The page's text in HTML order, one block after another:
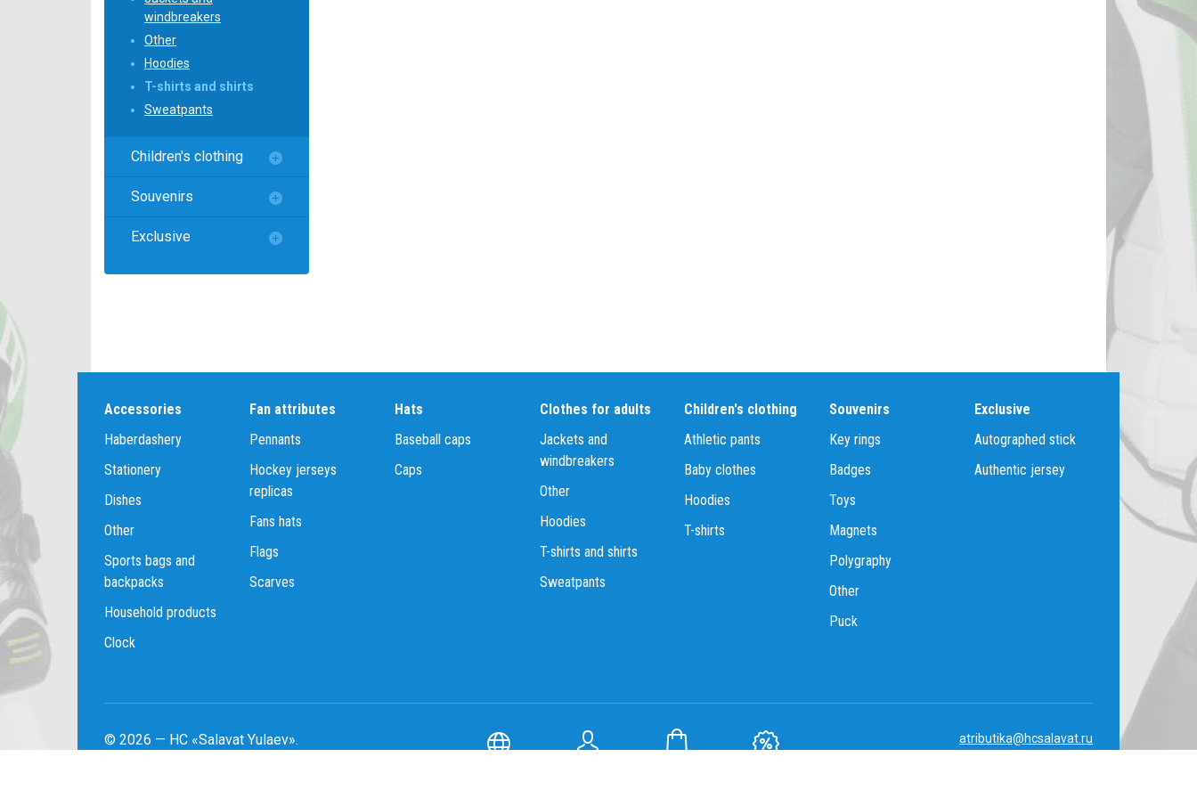
windbreakers
Other
Hoodies
T-shirts and shirts
Sweatpants
Children's clothing
Souvenirs
Exclusive
Accessories
Haberdashery
Stationery
Dishes
Other
Sports bags and
backpacks
Household products
Clock
Fan attributes
Pennants
Hockey jerseys
replicas
Fans hats
Flags
Scarves
Hats
Baseball caps
Caps
Clothes for adults
Jackets and
windbreakers
Other
Hoodies
T-shirts and shirts
Sweatpants
Children's clothing
Athletic pants
Baby clothes
Hoodies
T-shirts
Souvenirs
Key rings
Badges
Toys
Magnets
Polygraphy
Other
Puck
Exclusive
Autographed stick
Authentic jersey
© 2026 — HC «Salavat Yulaev».
atributika@hcsalavat.ru